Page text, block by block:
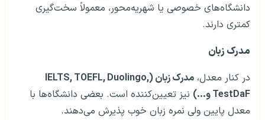
دانشگاه‌های خصوصی یا شهریه‌محور، معمولاً سخت‌گیری
کمتری دارند.
مدرک زبان
در کنار معدل،
مدرک زبان (IELTS, TOEFL, Duolingo,
TestDaF و…)
نیز تعیین‌کننده است. بعضی دانشگاه‌ها با
معدل پایین ولی نمره زبان خوب پذیرش می‌دهند.